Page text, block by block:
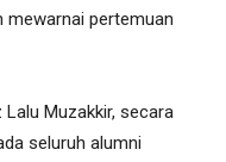
mewarnai pertemuan
Muzakkir, secara
seluruh alumni